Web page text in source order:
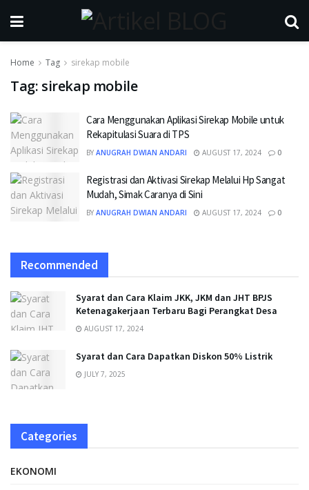
Home Tag sirekap mobile
Tag: sirekap mobile
Cara Menggunakan Aplikasi Sirekap Mobile untuk
Rekapitulasi Suara di TPS
BY ANUGRAH DWIAN ANDARI AUGUST 17, 2024 0
Registrasi dan Aktivasi Sirekap Melalui Hp Sangat
Mudah, Simak Caranya di Sini
BY ANUGRAH DWIAN ANDARI AUGUST 17, 2024 0
Recommended
Syarat dan Cara Klaim JKK, JKM dan JHT BPJS
Ketenagakerjaan Terbaru Bagi Perangkat Desa
AUGUST 17, 2024
Syarat dan Cara Dapatkan Diskon 50% Listrik
JULY 7, 2025
Categories
EKONOMI